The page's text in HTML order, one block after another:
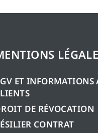
ET INFORMATIONS
DE RÉVOCATION
CONTRAT